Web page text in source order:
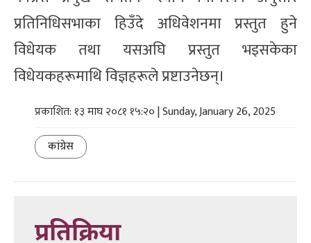
प्रतिनिधिसभाका हिउँदे अधिवेशनमा प्रस्तुत हुने
विधेयक तथा यसअघि प्रस्तुत भइसकेका
विधेयकहरूमाथि विज्ञहरूले प्रष्टाउनेछन्।
प्रकाशित: १३ माघ २०८१ १५:२० | Sunday, January 26, 2025
कांग्रेस
प्रतिक्रिया